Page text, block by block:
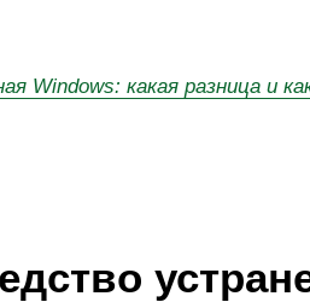
Windows: какая разница и